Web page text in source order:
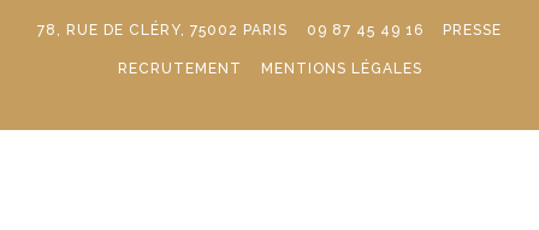
78, RUE DE CLÉRY, 75002 PARIS 09 87 45 49 16 PRESSE
RECRUTEMENT MENTIONS LÉGALES